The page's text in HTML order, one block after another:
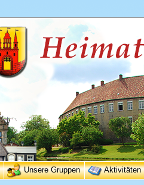
Unsere Gruppen Aktivitäten